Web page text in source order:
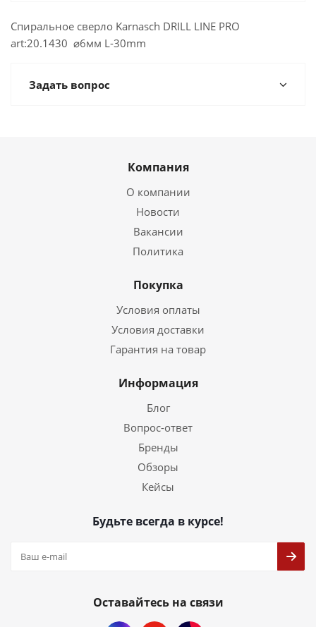
Спиральное сверло Karnasch DRILL LINE PRO
art:20.1430 ⌀6мм L-30mm
Задать вопрос
Компания
О компании
Новости
Вакансии
Политика
Покупка
Условия оплаты
Условия доставки
Гарантия на товар
Информация
Блог
Вопрос-ответ
Бренды
Обзоры
Кейсы
Будьте всегда в курсе!
Оставайтесь на связи